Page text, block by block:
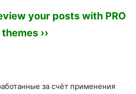
your posts with PRO
themes ››
за счёт применения